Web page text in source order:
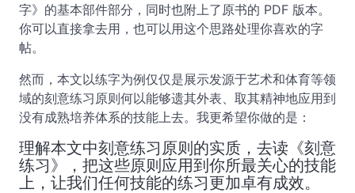
字》的基本部件部分，同时也附上了原书的 PDF 版本。
你可以直接拿去用，也可以用这个思路处理你喜欢的字
帖。
然而，本文以练字为例仅仅是展示发源于艺术和体育等领
域的刻意练习原则何以能够遗其外表、取其精神地应用到
没有成熟培养体系的技能上去。我更希望你做的是：
理解本文中刻意练习原则的实质，去读《刻意
练习》，把这些原则应用到你所最关心的技能
上，让我们任何技能的练习更加卓有成效。